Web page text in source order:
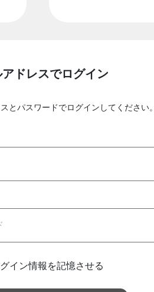
アドレスでログイン
とパスワードでログインしてください。
イン情報を記憶させる